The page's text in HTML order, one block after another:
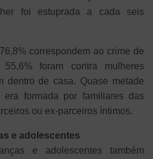
foi estuprada a cada seis
correspondem ao crime de
foram contra mulheres
dentro de casa. Quase metade
era formada por familiares das
ou ex-parceiros íntimos.
e adolescentes
e adolescentes também